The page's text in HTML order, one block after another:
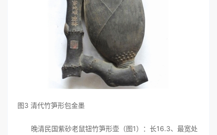
图3 清代竹笋形包金墨
晚清民国紫砂老鼠钮竹笋形壶（图1）：长16.3、最宽处